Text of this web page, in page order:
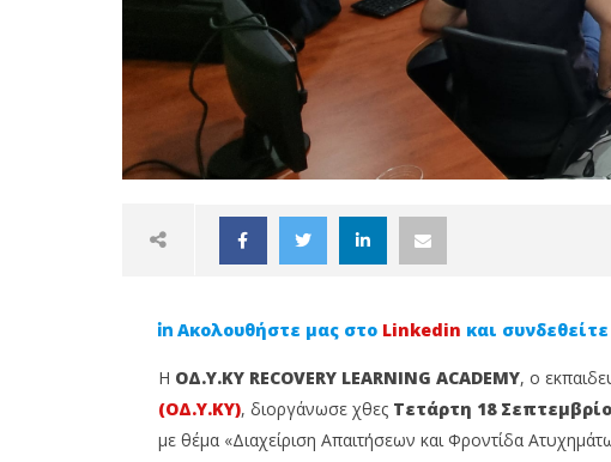
Ακολουθήστε μας στο Linkedin και
H ΟΔ.Υ.ΚΥ RECOVERY LEARNING ACADEMY, ο
(ΟΔ.Υ.ΚΥ), διοργάνωσε χθες Τετάρτη 18
με θέμα «Διαχείριση Απαιτήσεων και Φροντίδα